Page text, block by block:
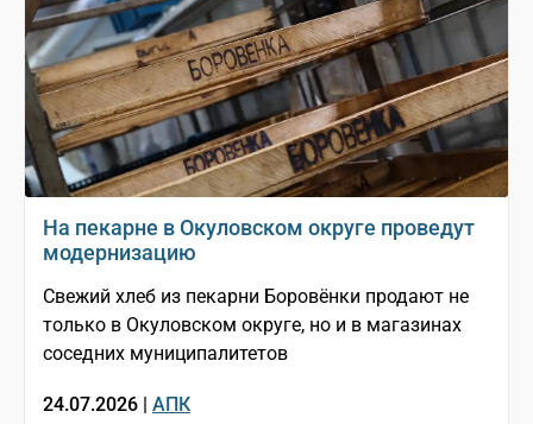
На пекарне в Окуловском округе проведут
модернизацию
Свежий хлеб из пекарни Боровёнки продают не
только в Окуловском округе, но и в магазинах
соседних муниципалитетов
24.07.2026 | АПК